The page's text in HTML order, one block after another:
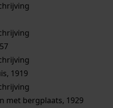
1919
met bergplaats, 1929